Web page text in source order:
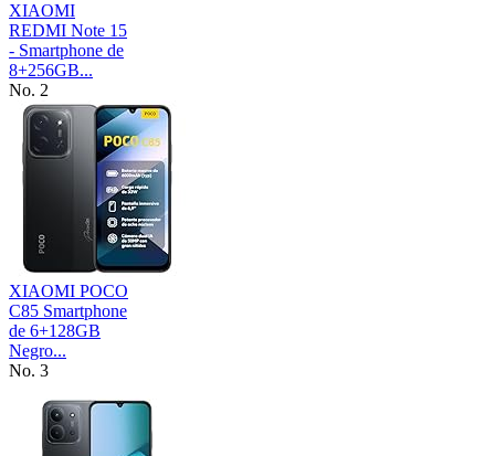
XIAOMI
REDMI Note 15
- Smartphone de
8+256GB...
No. 2
XIAOMI POCO
C85 Smartphone
de 6+128GB
Negro...
No. 3